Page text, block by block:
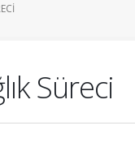
Süreci